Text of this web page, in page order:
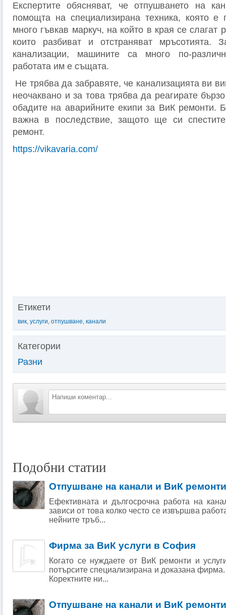
Експертите обясняват, че отпушването на
помощта на специализирана техника, която
много гъвкав маркуч, на който в края се слагат
които разбиват и отстраняват мръсотията.
канализации, машините са много по-
работата им е същата.
Не трябва да забравяте, че канализацията ви
неочаквано и за това трябва да реагирате
обадите на аварийните екипи за ВиК ремонти.
важна в последствие, защото ще си
ремонт.
https://vikavaria.com/
Етикети
вик, услуги, отпушване, канали
Категории
Разни
Подобни статии
Отпушване на канали и ВиК ремонти
Ефективната и дългосрочна работа на
зависи от това колко често се извършва
нейните тръб...
Фирма за ВиК услуги в София
Когато се нуждаете от ВиК ремонти и
потърсите специализирана и доказана
Коректните ни...
Отпушване на канали и ВиК ремонти